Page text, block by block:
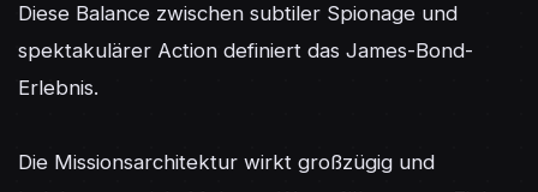
Diese Balance zwischen subtiler Spionage und
spektakulärer Action definiert das James-Bond-
Erlebnis.
Die Missionsarchitektur wirkt großzügig und